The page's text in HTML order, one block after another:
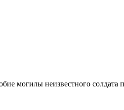
могилы неизвестного